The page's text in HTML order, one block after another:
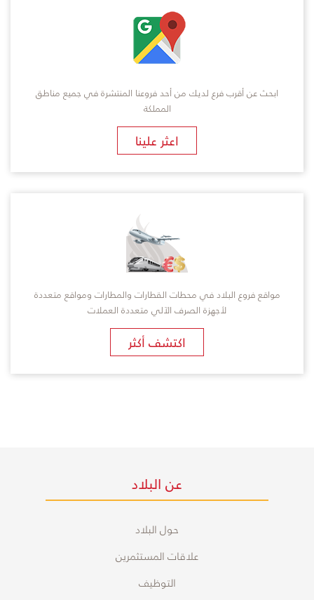
ابحث عن أقرب فرع لديك من أحد فروعنا المنتشرة في جميع مناطق
المملكة
​اعثر علينا
مواقع فروع البلاد في محطات القطارات والمطارات ومواقع متعددة
لأجهزة الصرف الآلي متعددة العملات
اكتشف أكثر
عن البلاد
حول البلاد
علاقات المستثمرين
التوظيف